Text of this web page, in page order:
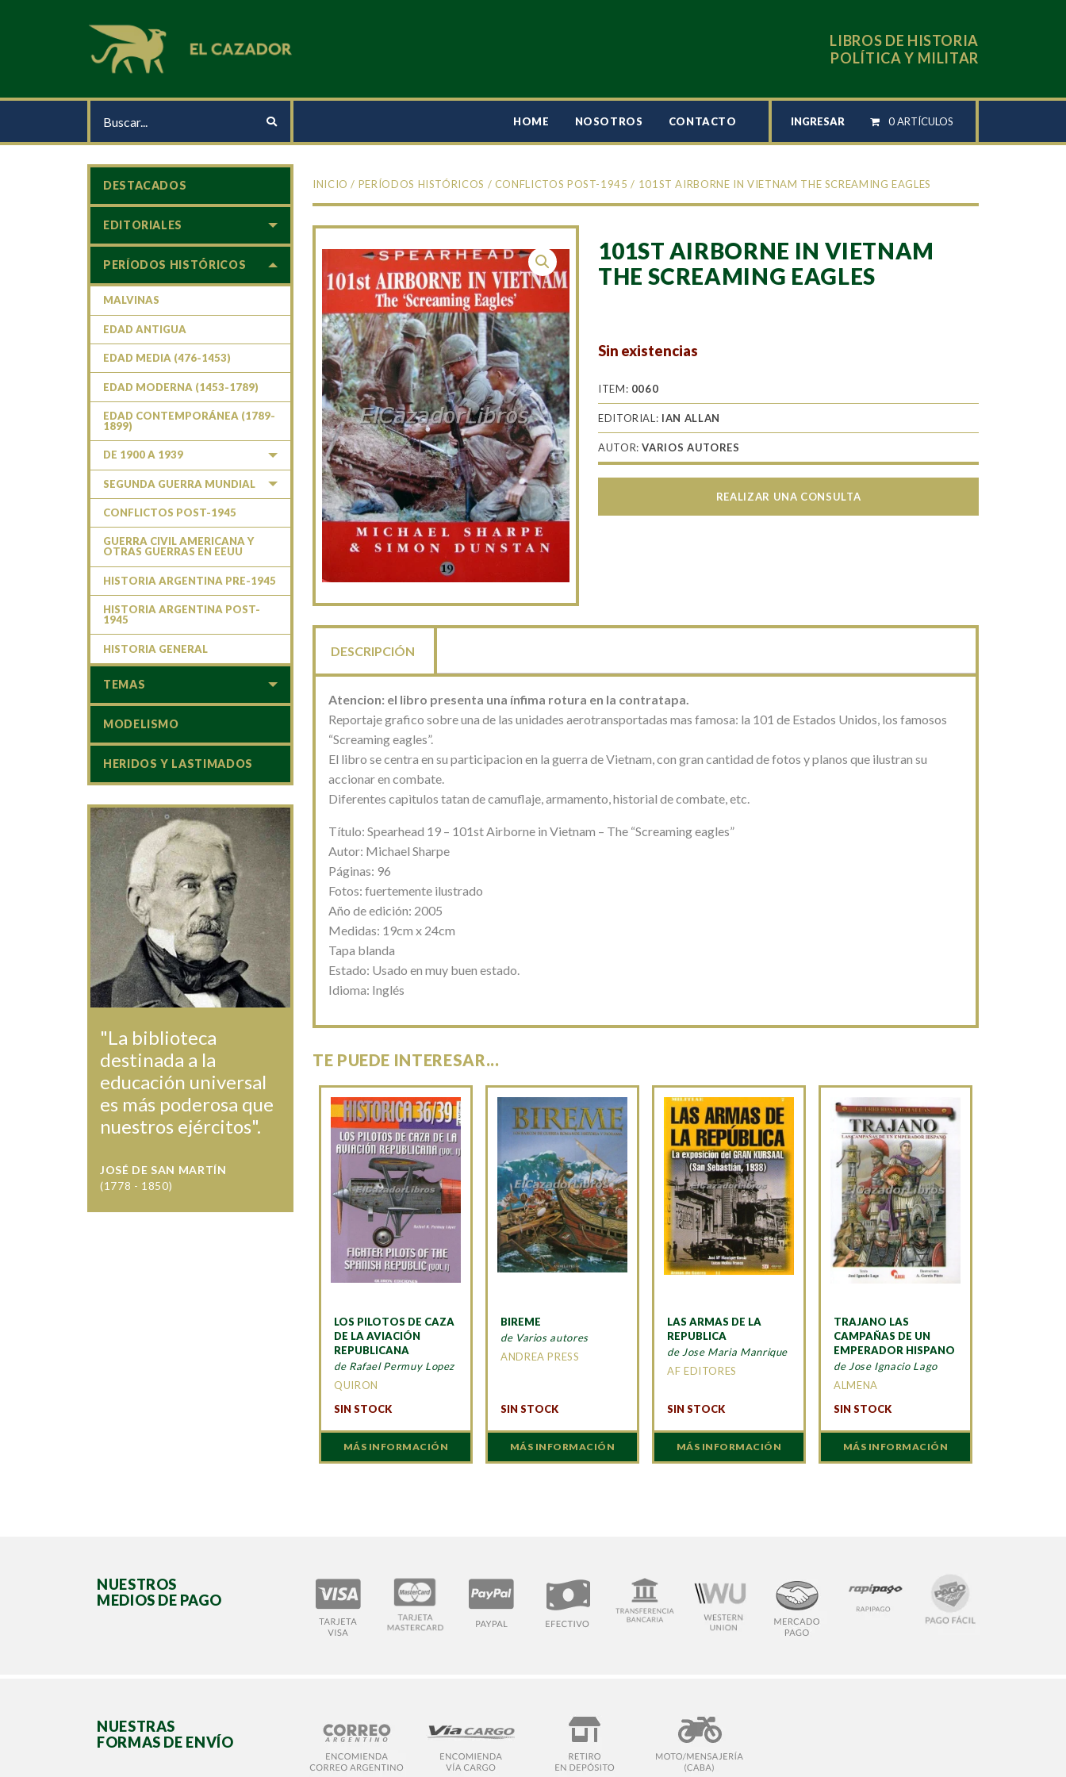
LIBROS DE HISTORIA
POLÍTICA Y MILITAR
HOME NOSOTROS CONTACTO INGRESAR 0 ARTÍCULOS
INICIO / PERÍODOS HISTÓRICOS / CONFLICTOS POST-1945 / 101ST AIRBORNE IN VIETNAM THE SCREAMING EAGLES
101ST AIRBORNE IN VIETNAM
THE SCREAMING EAGLES
Sin existencias
ITEM: 0060
EDITORIAL: IAN ALLAN
AUTOR:VARIOS AUTORES
REALIZAR UNA CONSULTA
DESCRIPCIÓN
Atencion: el libro presenta una ínfima rotura en la contratapa.
Reportaje grafico sobre una de las unidades aerotransportadas mas famosa: la 101 de Estados Unidos, los famosos
“Screaming eagles”.
El libro se centra en su participacion en la guerra de Vietnam, con gran cantidad de fotos y planos que ilustran su
accionar en combate.
Diferentes capìtulos tatan de camuflaje, armamento, historial de combate, etc.
Título: Spearhead 19 – 101st Airborne in Vietnam – The “Screaming eagles”
Autor: Michael Sharpe
Páginas: 96
Fotos: fuertemente ilustrado
Año de edición: 2005
Medidas: 19cm x 24cm
Tapa blanda
Estado: Usado en muy buen estado.
Idioma: Inglés
TE PUEDE INTERESAR...
LOS PILOTOS DE CAZA
DE LA AVIACIÓN
REPUBLICANA
de Rafael Permuy Lopez
QUIRON
SIN STOCK
MÁS INFORMACIÓN
BIREME
de Varios autores
ANDREA PRESS
SIN STOCK
MÁS INFORMACIÓN
LAS ARMAS DE LA
REPUBLICA
de Jose Maria Manrique
AF EDITORES
SIN STOCK
MÁS INFORMACIÓN
TRAJANO LAS
CAMPAÑAS DE UN
EMPERADOR HISPANO
de Jose Ignacio Lago
ALMENA
SIN STOCK
MÁS INFORMACIÓN
DESTACADOS
EDITORIALES
PERÍODOS HISTÓRICOS
MALVINAS
EDAD ANTIGUA
EDAD MEDIA (476-1453)
EDAD MODERNA (1453-1789)
EDAD CONTEMPORÁNEA (1789-
1899)
DE 1900 A 1939
SEGUNDA GUERRA MUNDIAL
CONFLICTOS POST-1945
GUERRA CIVIL AMERICANA Y
OTRAS GUERRAS EN EEUU
HISTORIA ARGENTINA PRE-1945
HISTORIA ARGENTINA POST-
1945
HISTORIA GENERAL
TEMAS
MODELISMO
HERIDOS Y LASTIMADOS
"La biblioteca
destinada a la
educación universal
es más poderosa que
nuestros ejércitos".
JOSÉ DE SAN MARTÍN
(1778 - 1850)
NUESTROS
MEDIOS DE PAGO
NUESTRAS
FORMAS DE ENVÍO